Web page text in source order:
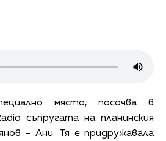
място, посочва в
съпругата на планинския
– Ани. Тя е придружавала